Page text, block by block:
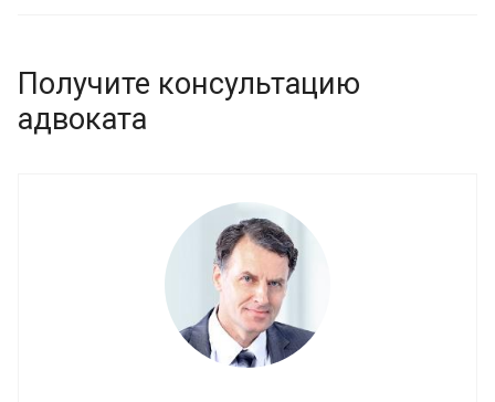
Получите консультацию
адвоката